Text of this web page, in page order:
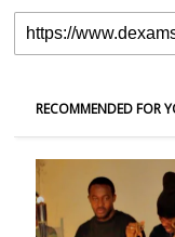
RECOMMENDED FOR